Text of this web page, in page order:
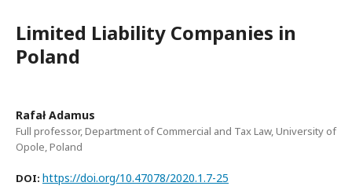
Limited Liability Companies in
Poland
Rafał Adamus
Full professor, Department of Commercial and Tax Law, University of
Opole, Poland
DOI: https://doi.org/10.47078/2020.1.7-25